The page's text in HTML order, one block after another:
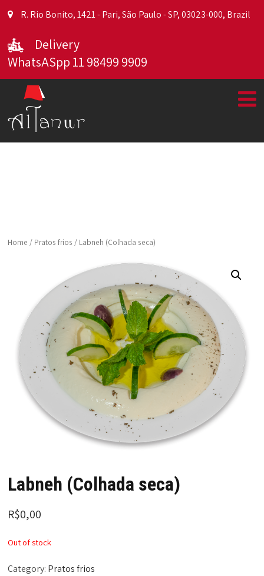
R. Rio Bonito, 1421 - Pari, São Paulo - SP, 03023-000, Brazil
Delivery
WhatsASpp 11 98499 9909
Home / Pratos frios / Labneh (Colhada seca)
Labneh (Colhada seca)
R$0,00
Out of stock
Category: Pratos frios